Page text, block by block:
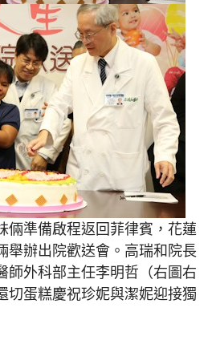
倆準備啟程返回菲律賓，花蓮
舉辦出院歡送會。高瑞和院長
師外科部主任李明哲（右圖右
切蛋糕慶祝珍妮與潔妮迎接獨